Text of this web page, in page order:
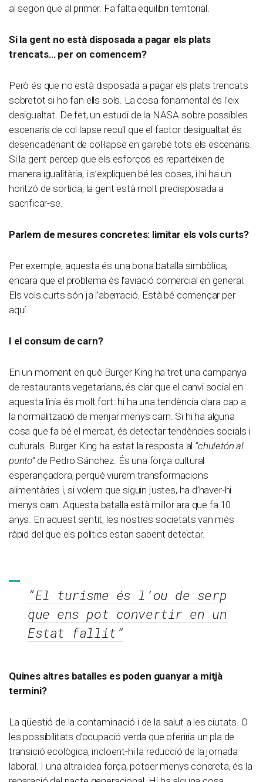
al segon que al primer. Fa falta equilibri territorial.
Si la gent no està disposada a pagar els plats
trencats… per on comencem?
Però és que no està disposada a pagar els plats trencats
sobretot si ho fan ells sols. La cosa fonamental és l’eix
desigualtat. De fet, un estudi de la NASA sobre possibles
escenaris de col·lapse recull que el factor desigualtat és
desencadenant de col·lapse en gairebé tots els escenaris.
Si la gent percep que els esforços es reparteixen de
manera igualitària, i s’expliquen bé les coses, i hi ha un
horitzó de sortida, la gent està molt predisposada a
sacrificar-se.
Parlem de mesures concretes: limitar els vols curts?
Per exemple, aquesta és una bona batalla simbòlica,
encara que el problema és l’aviació comercial en general.
Els vols curts són ja l’aberració. Està bé començar per
aquí.
I el consum de carn?
En un moment en què Burger King ha tret una campanya
de restaurants vegetarians, és clar que el canvi social en
aquesta línia és molt fort: hi ha una tendència clara cap a
la normalització de menjar menys carn. Si hi ha alguna
cosa que fa bé el mercat, és detectar tendències socials i
culturals. Burger King ha estat la resposta al “chuletón al
punto” de Pedro Sánchez. És una força cultural
esperançadora, perquè viurem transformacions
alimentàries i, si volem que siguin justes, ha d’haver-hi
menys carn. Aquesta batalla està millor ara que fa 10
anys. En aquest sentit, les nostres societats van més
ràpid del que els polítics estan sabent detectar.
“El turisme és l’ou de serp
que ens pot convertir en un
Estat fallit”
Quines altres batalles es poden guanyar a mitjà
termini?
La qüestió de la contaminació i de la salut a les ciutats. O
les possibilitats d’ocupació verda que oferiria un pla de
transició ecològica, incloent-hi la reducció de la jornada
laboral. I una altra idea força, potser menys concreta, és la